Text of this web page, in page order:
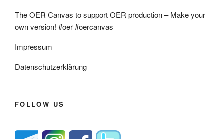
The OER Canvas to support OER production – Make your
own version! #oer #oercanvas
Impressum
Datenschutzerklärung
FOLLOW US